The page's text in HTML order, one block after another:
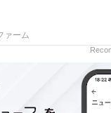
には有効期限があ
日を含めて180日で
日を含めて30日間
なっているので、
ァーム